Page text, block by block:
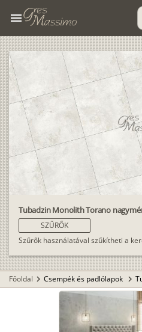
menu
Tubadzin Monolith Torano
SZŰRŐK
Szűrők használatával szűkítheti a
Főoldal chevron_right Csempék és padlólapok chevron_right